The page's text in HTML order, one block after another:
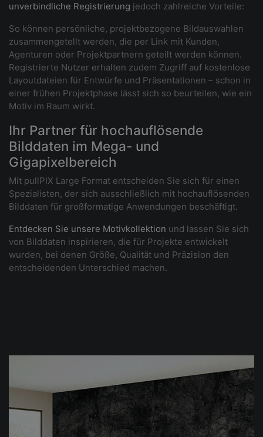
unverbindliche Registrierung jedoch zahlreiche Vorteile:
So können persönliche, projektbezogene Bildauswahlen
zusammengetellt werden, die per Link mit Kunden,
Agenturen oder Projektpartnern geteilt werden können.
Registrierte Nutzer erhalten zudem Zugriff auf kostenlose
Layoutdateien für Entwürfe und Präsentationen – schon in
einer frühen Projektphase lässt sich so beurteilen, wie ein
Motiv im Raum wirkt.
Ihr Partner für hochauflösende
Bilddaten im Mega- und
Gigapixelbereich
Mit pullPIX Large Format entscheiden Sie sich für einen
Spezialisten, der sich ausschließlich mit hochauflösenden
Bilddaten für großformatige Anwendungen beschäftigt.
Entdecken Sie unsere Motivkollektion und lassen Sie sich
von Bilddaten inspirieren, die für Projekte entwickelt
wurden, bei denen Größe, Qualität und Präzision den
entscheidenden Unterschied machen.